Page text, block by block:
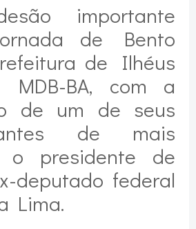
importante
de Bento
de Ilhéus
BA, com a
de um de seus
de mais
o presidente de
deputado federal
Lima.